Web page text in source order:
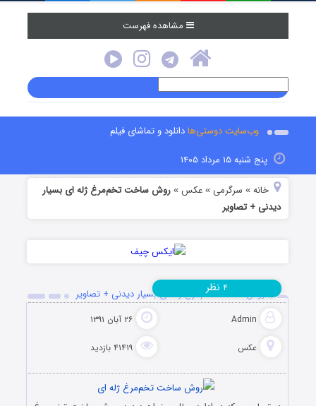
مشاهده فهرست
وب‌سایت دوستی‌هادانلود و تماشای فیلم
پنج شنبه ۱۵ مرداد ۱۴۰۵
خانه » سرگرمی »عکس »روش ساخت تخم‌مرغ ژله ای بسیار
دیدنی + تصاویر
روش ساخت تخم‌مرغ ژله ای بسیار دیدنی + تصاویر
Admin ۲۶ آبان ۱۳۹۱
عکس ۴۱۴۱۹ بازدید
۴ نظر